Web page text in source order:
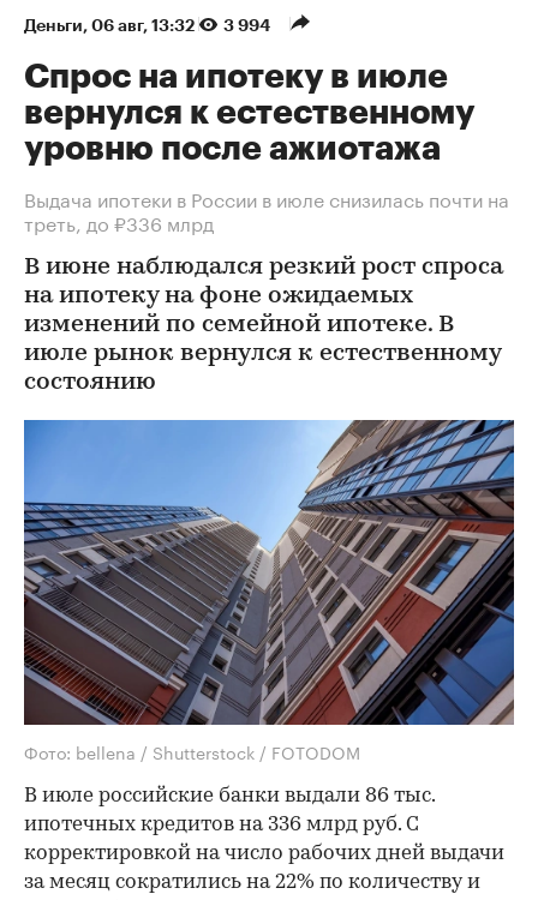
Деньги⁠, 06 авг, 13:32 3 994
Спрос на ипотеку в июле
вернулся к естественному
уровню после ажиотажа
Выдача ипотеки в России в июле снизилась почти на
треть, до ₽336 млрд
В июне наблюдался резкий рост спроса
на ипотеку на фоне ожидаемых
изменений по семейной ипотеке. В
июле рынок вернулся к естественному
состоянию
Фото: bellena / Shutterstock / FOTODOM
В июле российские банки выдали 86 тыс.
ипотечных кредитов на 336 млрд руб. С
корректировкой на число рабочих дней выдачи
за месяц сократились на 22% по количеству и